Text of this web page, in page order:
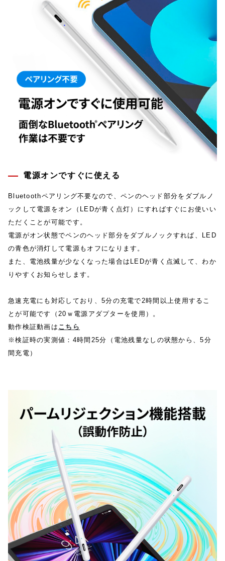
電源オンですぐに使える
Bluetoothペアリング不要なので、ペンのヘッド部分をダブルノ
ックして電源をオン（LEDが青く点灯）にすればすぐにお使いい
ただくことが可能です。
電源がオン状態でペンのヘッド部分をダブルノックすれば、LED
の青色が消灯して電源もオフになります。
また、電池残量が少なくなった場合はLEDが青く点滅して、わか
りやすくお知らせします。
急速充電にも対応しており、 5分の充電で2時間以上使用するこ
とが可能です（20ｗ電源アダプターを使用）。
動作検証動画は こちら
※検証時の実測値：4時間25分（電池残量なしの状態から、5分
間充電）